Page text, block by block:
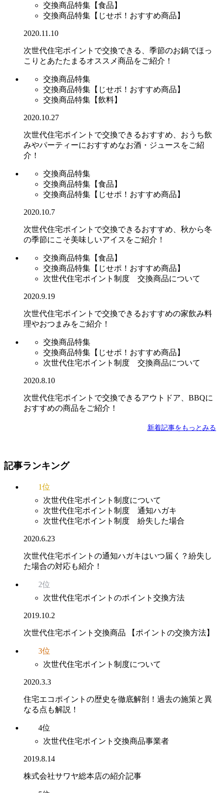
交換商品特集【食品】
交換商品特集【じせポ！おすすめ商品】
2020.11.10
次世代住宅ポイントで交換できる、季節のお鍋でほっ
こりとあたたまるオススメ商品をご紹介！
交換商品特集
交換商品特集【じせポ！おすすめ商品】
交換商品特集【飲料】
2020.10.27
次世代住宅ポイントで交換できるおすすめ、おうち飲
みやパーティーにおすすめなお酒・ジュースをご紹
介！
交換商品特集
交換商品特集【食品】
交換商品特集【じせポ！おすすめ商品】
2020.10.7
次世代住宅ポイントで交換できるおすすめ、秋から冬
の季節にこそ美味しいアイスをご紹介！
交換商品特集【食品】
交換商品特集【じせポ！おすすめ商品】
次世代住宅ポイント制度 交換商品について
2020.9.19
次世代住宅ポイントで交換できるおすすめの家飲み料
理やおつまみをご紹介！
交換商品特集
交換商品特集【じせポ！おすすめ商品】
次世代住宅ポイント制度 交換商品について
2020.8.10
次世代住宅ポイントで交換できるアウトドア、BBQに
おすすめの商品をご紹介！
新着記事をもっとみる
記事ランキング
1位
次世代住宅ポイント制度について
次世代住宅ポイント制度 通知ハガキ
次世代住宅ポイント制度 紛失した場合
2020.6.23
次世代住宅ポイントの通知ハガキはいつ届く？紛失し
た場合の対応も紹介！
2位
次世代住宅ポイントのポイント交換方法
2019.10.2
次世代住宅ポイント交換商品 【ポイントの交換方法】
3位
次世代住宅ポイント制度について
2020.3.3
住宅エコポイントの歴史を徹底解剖！過去の施策と異
なる点も解説！
4位
次世代住宅ポイント交換商品事業者
2019.8.14
株式会社サワヤ総本店の紹介記事